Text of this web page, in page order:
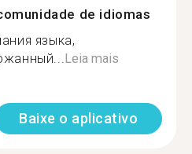
de idiomas
языка,
Leia mais
Baixe o aplicativo